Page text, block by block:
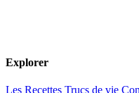
Explorer
Les Recettes Trucs de vie